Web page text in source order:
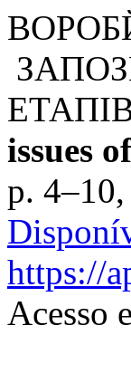
issues
p.
https://
Acesso